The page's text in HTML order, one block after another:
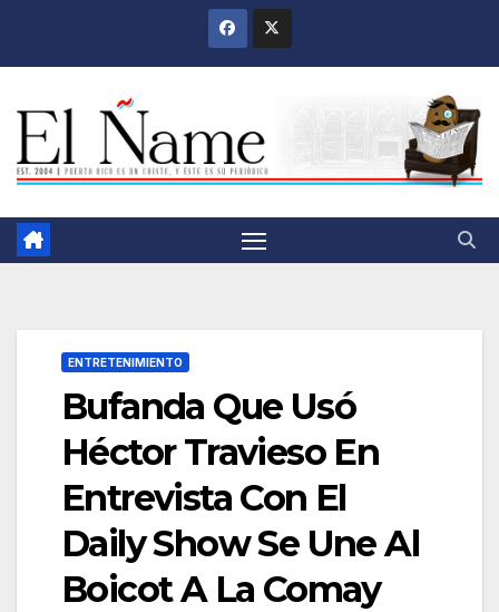
ENTRETENIMIENTO
Bufanda Que Usó
Héctor Travieso En
Entrevista Con El
Daily Show Se Une Al
Boicot A La Comay